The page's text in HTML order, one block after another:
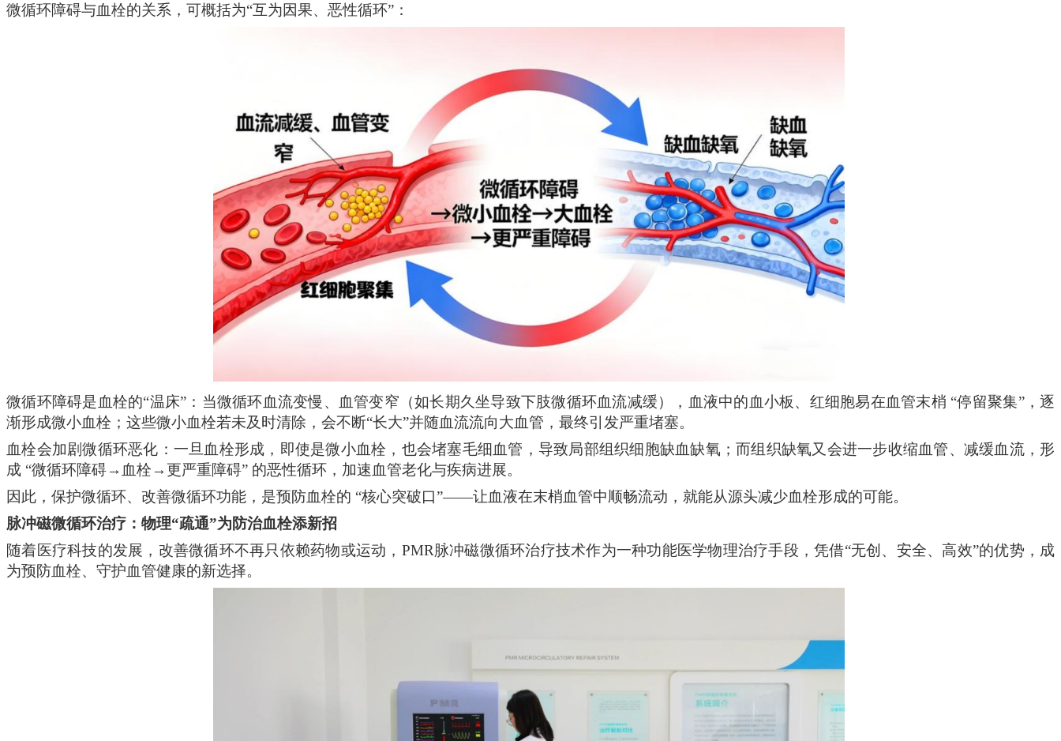
微循环障碍与血栓的关系，可概括为“互为因果、恶性循环”：
微循环障碍是血栓的“温床”：当微循环血流变慢、血管变窄（如长期久坐导致下肢微循环血流减缓），血液中的血小板、红细胞易在血管末梢 “停留聚集”，逐
渐形成微小血栓；这些微小血栓若未及时清除，会不断“长大”并随血流流向大血管，最终引发严重堵塞。
血栓会加剧微循环恶化：一旦血栓形成，即使是微小血栓，也会堵塞毛细血管，导致局部组织细胞缺血缺氧；而组织缺氧又会进一步收缩血管、减缓血流，形
成 “微循环障碍→血栓→更严重障碍” 的恶性循环，加速血管老化与疾病进展。
因此，保护微循环、改善微循环功能，是预防血栓的 “核心突破口”——让血液在末梢血管中顺畅流动，就能从源头减少血栓形成的可能。
脉冲磁微循环治疗：物理“疏通”为防治血栓添新招
随着医疗科技的发展，改善微循环不再只依赖药物或运动， PMR脉冲磁微循环治疗技术作为一种功能医学物理治疗手段，凭借“无创、安全、高效”的优势，成
为预防血栓、守护血管健康的新选择。